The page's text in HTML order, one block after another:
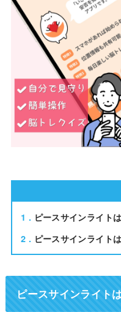
1
ピースサインライト
2
ピースサインライト
ピースサインライト